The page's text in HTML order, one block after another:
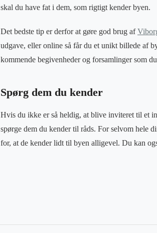
skal du have fat i dem, som rigtigt kender byen.
Det bedste tip er derfor at gøre god brug af
udgave, eller online så får du et unikt billede af
kommende begivenheder og forsamlinger som
Spørg dem du kender
Hvis du ikke er så heldig, at blive inviteret til et
spørge dem du kender til råds. For selvom hele
for, at de kender lidt til byen alligevel. Du kan